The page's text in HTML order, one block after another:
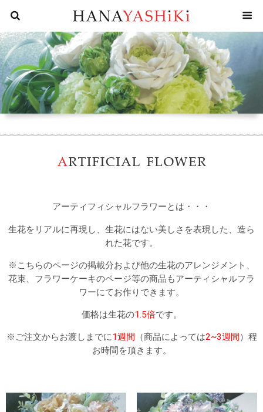
花屋四季
アーティフィシャルフラワーとは・・・
生花をリアルに再現し、生花にはない美しさを表現した、造ら
れた花です。
※こちらのページの掲載分および他の生花のアレンジメント、
花束、フラワーケーキのページ等の商品もアーティシャルフラ
ワーにてお作りできます。
価格は生花の1.5倍です。
※ご注文からお渡しまでに1週間 （商品によっては2~3週間）程
お時間を頂きます。